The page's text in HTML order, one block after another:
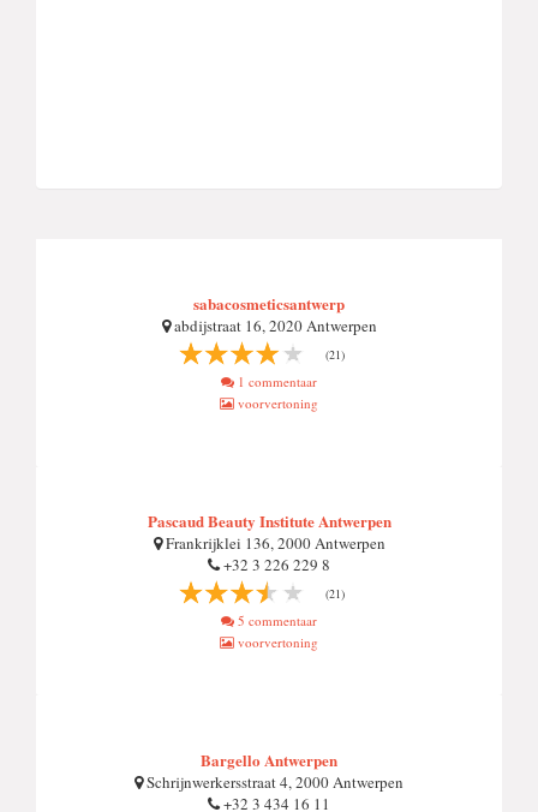
sabacosmeticsantwerp
abdijstraat 16, 2020 Antwerpen
(21)
1 commentaar
voorvertoning
Pascaud Beauty Institute Antwerpen
Frankrijklei 136, 2000 Antwerpen
+32 3 226 229 8
(21)
5 commentaar
voorvertoning
Bargello Antwerpen
Schrijnwerkersstraat 4, 2000 Antwerpen
+32 3 434 16 11